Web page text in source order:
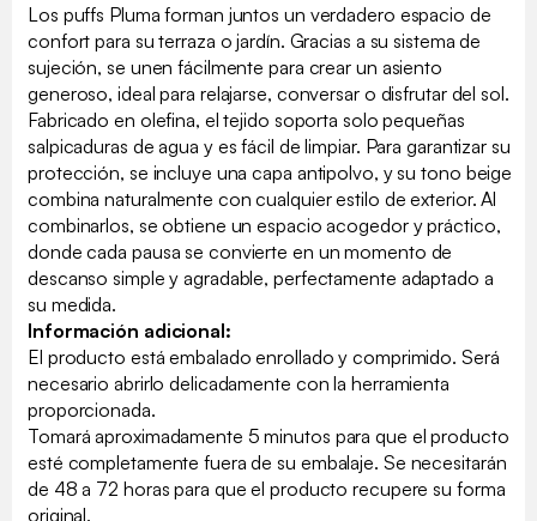
Los puffs Pluma forman juntos un verdadero espacio de
confort para su terraza o jardín. Gracias a su sistema de
sujeción, se unen fácilmente para crear un asiento
generoso, ideal para relajarse, conversar o disfrutar del sol.
Fabricado en olefina, el tejido soporta solo pequeñas
salpicaduras de agua y es fácil de limpiar. Para garantizar su
protección, se incluye una capa antipolvo, y su tono beige
combina naturalmente con cualquier estilo de exterior. Al
combinarlos, se obtiene un espacio acogedor y práctico,
donde cada pausa se convierte en un momento de
descanso simple y agradable, perfectamente adaptado a
su medida.
Información adicional:
El producto está embalado enrollado y comprimido. Será
necesario abrirlo delicadamente con la herramienta
proporcionada.
Tomará aproximadamente 5 minutos para que el producto
esté completamente fuera de su embalaje. Se necesitarán
de 48 a 72 horas para que el producto recupere su forma
original.